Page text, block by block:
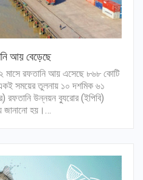
আয় বেড়েছে
মাসে রফতানি আয় এসেছে ৮৬৮ কোটি
সময়ের তুলনায় ১০ দশমিক ৬১
রফতানি উন্নয়ন ব্যুরোর (ইপিবি)
জানানো হয়।…